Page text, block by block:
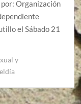
Organización
el Sábado 21
y